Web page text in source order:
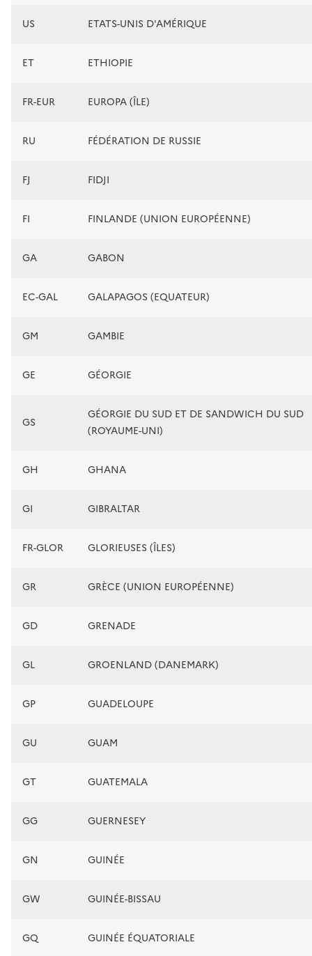
US ETATS-UNIS D'AMÉRIQUE
ET ETHIOPIE
FR-EUR EUROPA (ÎLE)
RU FÉDÉRATION DE RUSSIE
FJ FIDJI
FI FINLANDE (UNION EUROPÉENNE)
GA GABON
EC-GAL GALAPAGOS (EQUATEUR)
GM GAMBIE
GE GÉORGIE
GS
GÉORGIE DU SUD ET DE SANDWICH DU SUD
(ROYAUME-UNI)
GH GHANA
GI GIBRALTAR
FR-GLOR GLORIEUSES (ÎLES)
GR GRÈCE (UNION EUROPÉENNE)
GD GRENADE
GL GROENLAND (DANEMARK)
GP GUADELOUPE
GU GUAM
GT GUATEMALA
GG GUERNESEY
GN GUINÉE
GW GUINÉE-BISSAU
GQ GUINÉE ÉQUATORIALE